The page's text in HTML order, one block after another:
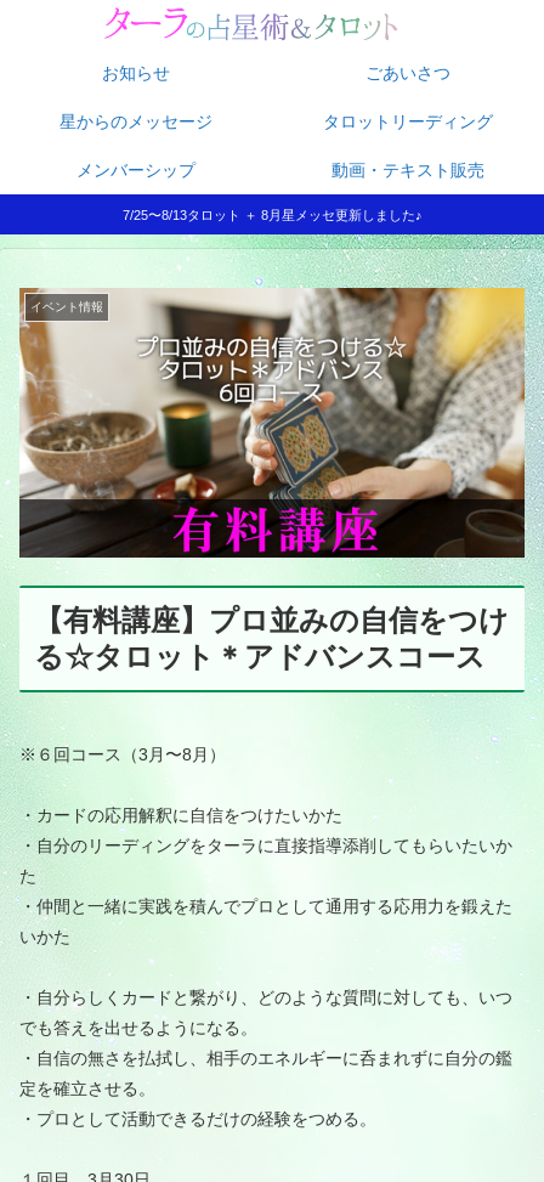
お知らせ ごあいさつ
星からのメッセージ タロットリーディング
メンバーシップ 動画・テキスト販売
7/25〜8/13タロット ＋ 8月星メッセ更新しました♪
イベント情報
【有料講座】プロ並みの自信をつけ
る☆タロット＊アドバンスコース
※６回コース（3月〜8月）
・カードの応用解釈に自信をつけたいかた
・自分のリーディングをターラに直接指導添削してもらいたいか
た
・仲間と一緒に実践を積んでプロとして通用する応用力を鍛えた
いかた
・自分らしくカードと繋がり、どのような質問に対しても、いつ
でも答えを出せるようになる。
・自信の無さを払拭し、相手のエネルギーに呑まれずに自分の鑑
定を確立させる。
・プロとして活動できるだけの経験をつめる。